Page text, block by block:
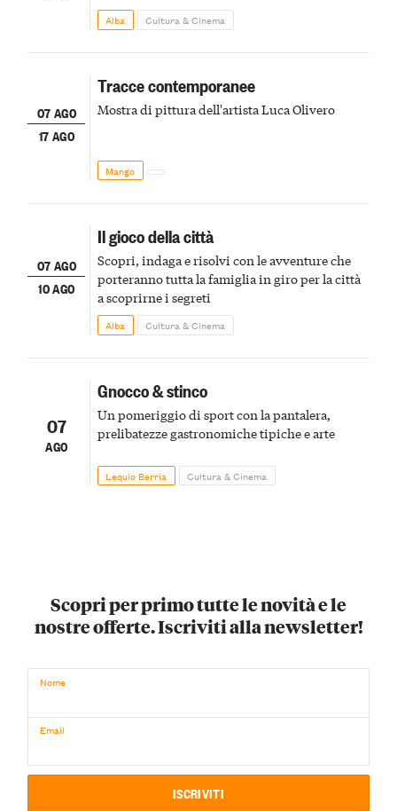
Alba Cultura & Cinema
07 AGO
17 AGO
Tracce contemporanee
Mostra di pittura dell'artista Luca Olivero
Mango
07 AGO
10 AGO
Il gioco della città
Scopri, indaga e risolvi con le avventure che
porteranno tutta la famiglia in giro per la città
a scoprirne i segreti
Alba Cultura & Cinema
07
AGO
Gnocco & stinco
Un pomeriggio di sport con la pantalera,
prelibatezze gastronomiche tipiche e arte
Lequio Berria Cultura & Cinema
Scopri per primo tutte le novità e le
nostre offerte. Iscriviti alla newsletter!
Nome
Email